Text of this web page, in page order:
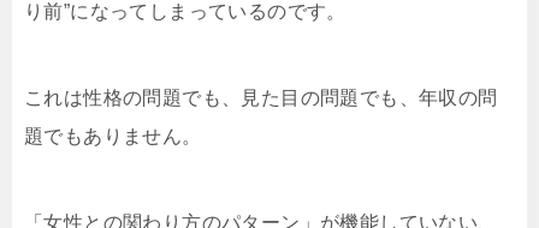
り前”になってしまっているのです。
これは性格の問題でも、見た目の問題でも、年収の問
題でもありません。
「女性との関わり方のパターン」が機能していない、